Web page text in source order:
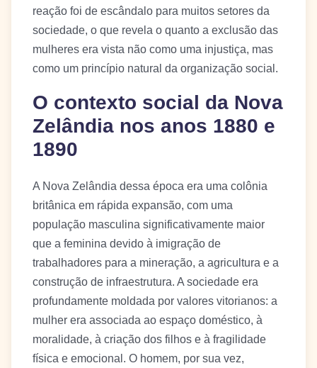
reação foi de escândalo para muitos setores da
sociedade, o que revela o quanto a exclusão das
mulheres era vista não como uma injustiça, mas
como um princípio natural da organização social.
O contexto social da Nova
Zelândia nos anos 1880 e
1890
A Nova Zelândia dessa época era uma colônia
britânica em rápida expansão, com uma
população masculina significativamente maior
que a feminina devido à imigração de
trabalhadores para a mineração, a agricultura e a
construção de infraestrutura. A sociedade era
profundamente moldada por valores vitorianos: a
mulher era associada ao espaço doméstico, à
moralidade, à criação dos filhos e à fragilidade
física e emocional. O homem, por sua vez,